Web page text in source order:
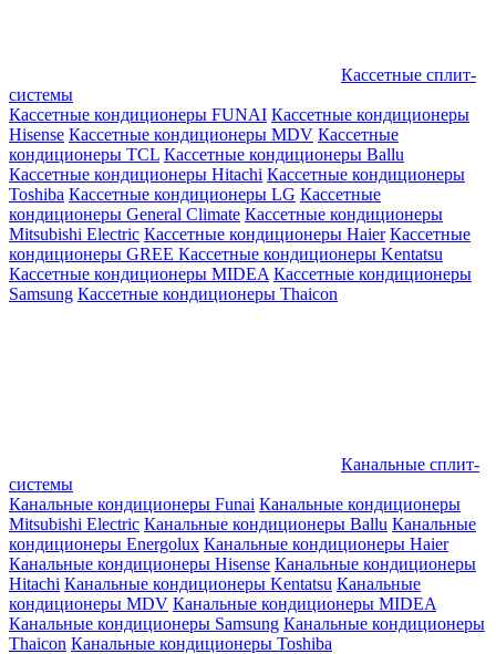
Кассетные сплит-
системы
Кассетные кондиционеры FUNAI Кассетные кондиционеры
Hisense Кассетные кондиционеры MDV Кассетные
кондиционеры TCL Кассетные кондиционеры Ballu
Кассетные кондиционеры Hitachi Кассетные кондиционеры
Toshiba Кассетные кондиционеры LG Кассетные
кондиционеры General Climate Кассетные кондиционеры
Mitsubishi Electric Кассетные кондиционеры Haier Кассетные
кондиционеры GREE Кассетные кондиционеры Kentatsu
Кассетные кондиционеры MIDEA Кассетные кондиционеры
Samsung Кассетные кондиционеры Thaicon
Канальные сплит-
системы
Канальные кондиционеры Funai Канальные кондиционеры
Mitsubishi Electric Канальные кондиционеры Ballu Канальные
кондиционеры Energolux Канальные кондиционеры Haier
Канальные кондиционеры Hisense Канальные кондиционеры
Hitachi Канальные кондиционеры Kentatsu Канальные
кондиционеры MDV Канальные кондиционеры MIDEA
Канальные кондиционеры Samsung Канальные кондиционеры
Thaicon Канальные кондиционеры Toshiba